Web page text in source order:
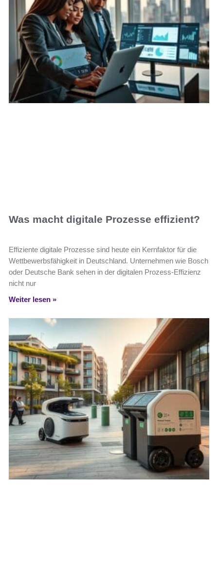
Was macht digitale Prozesse effizient?
Effiziente digitale Prozesse sind heute ein Kernfaktor für die
Wettbewerbsfähigkeit in Deutschland. Unternehmen wie Bosch
oder Deutsche Bank sehen in der digitalen Prozess-Effizienz
nicht nur
Weiter lesen »